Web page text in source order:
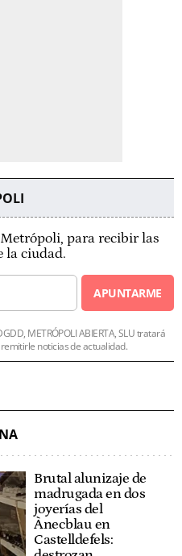
para recibir las
la ciudad.
APUNTARME
METRÓPOLI ABIERTA, SLU tratará
noticias de actualidad.
Brutal alunizaje de
madrugada en dos
joyerías del
Ànecblau en
Castelldefels: